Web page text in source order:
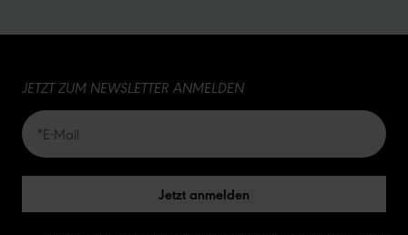
20
JETZT ZUM NEWSLETTER ANMELDEN
Jetzt anmelden